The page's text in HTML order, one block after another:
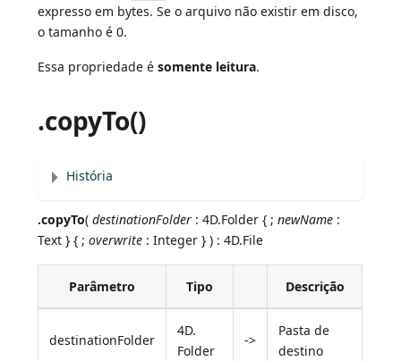
expresso em bytes. Se o arquivo não existir em disco,
o tamanho é 0.
Essa propriedade ésomente leitura.
.copyTo()
História
.copyTo(destinationFolder : 4D.Folder { ;newName :
Text } { ;overwrite : Integer } ) : 4D.File
Parâmetro Tipo Descrição
destinationFolder
4D.
Folder
->
Pasta de
destino